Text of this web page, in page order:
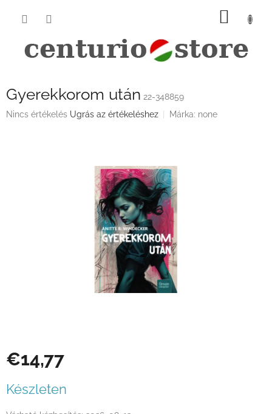
KOSÁR
Gyerekkorom után 22-348859
A
Nincs értékelés Ugrás az értékeléshez Márka: none
€14,77
Készleten